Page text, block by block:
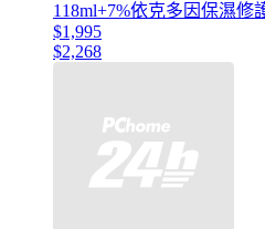
118ml+7%依克多因保濕修
$1,995
$2,268